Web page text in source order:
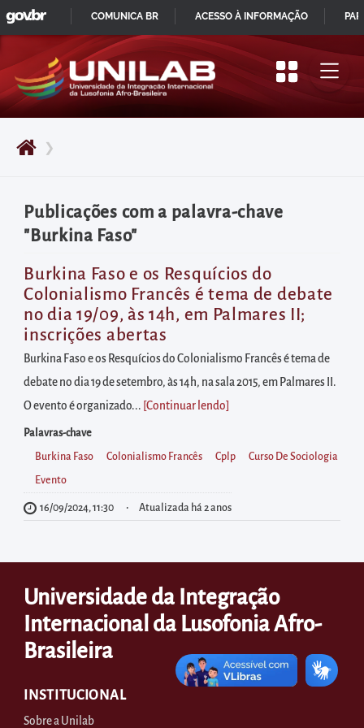
Pular
para
início
do
principal
Acessar
diretamente
o
menu
principal
Acessar
diretamente
à
área
para
realizar
buscas
internas
informações
postas
no
❯
Publicações com a palavra-chave
"Burkina Faso"
Burkina Faso e os Resquícios do
Colonialismo Francês é tema de debate
no dia 19/09, às 14h, em Palmares II;
inscrições abertas
Burkina Faso e os Resquícios do Colonialismo Francês é tema de
debate no dia 19 de setembro, às 14h, na sala 2015, em Palmares II.
O evento é organizado... [Continuar lendo
Palavras-chave
Burkina Faso Colonialismo Francês Cplp Curso De Sociologia
Evento
16/09/2024, 11:30 Atualizada há 2 anos
Universidade da Integração
Internacional da Lusofonia Afro-
Brasileira
INSTITUCIONAL
Sobre a Unilab
IR
PARA
CONTEÚDO
GOVBR
COMUNICA BR ACESSO À INFORMAÇÃO